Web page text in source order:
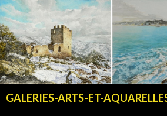
GALERIES-ARTS-ET-